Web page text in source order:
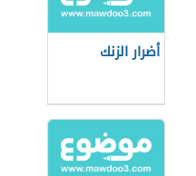
أضرار الزنك